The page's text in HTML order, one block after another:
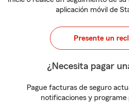
aplicación móvil de
Presente un
¿Necesita pagar
Pague facturas de seguro
notificaciones y programe